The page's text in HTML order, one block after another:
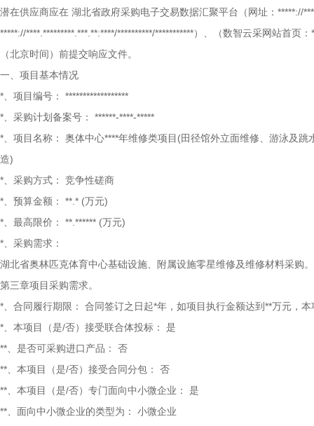
潜在供应商应在 湖北省政府采购电子交易数据汇聚平台（网址：*****://
*****://****.*********.***.**:****/**********/***********）、（数智云采网站首页
（北京时间）前提交响应文件。
一、项目基本情况
*、项目编号： ******************
*、采购计划备案号： ******-****-*****
*、项目名称： 奥体中心****年维修类项目(田径馆外立面维修、游泳及
造)
*、采购方式： 竞争性磋商
*、预算金额： **.* (万元)
*、最高限价： **.****** (万元)
*、采购需求：
湖北省奥林匹克体育中心基础设施、附属设施零星维修及维修材料采购
第三章项目采购需求。
*、合同履行期限： 合同签订之日起*年，如项目执行金额达到**万元，
*、本项目（是/否）接受联合体投标： 是
**、是否可采购进口产品： 否
**、本项目（是/否）接受合同分包：
否
**、本项目（是/否）专门面向中小微企业：
是
**、面向中小微企业的类型为：
小微企业